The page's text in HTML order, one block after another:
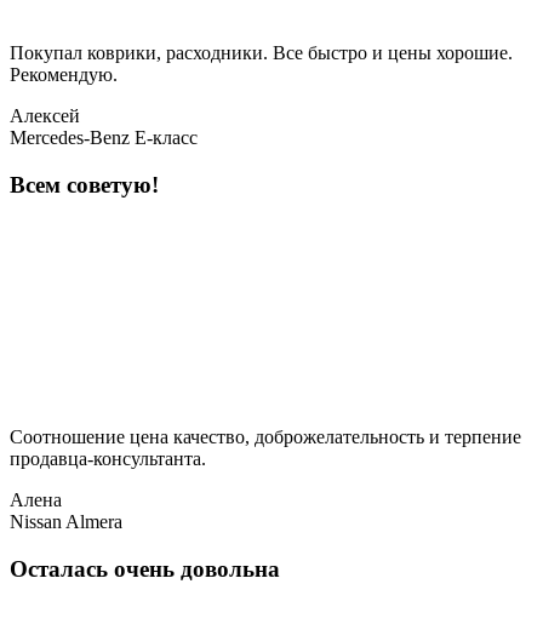
Покупал коврики, расходники. Все быстро и цены хорошие.
Рекомендую.
Алексей
Mercedes-Benz E-класс
Всем советую!
Соотношение цена качество, доброжелательность и терпение
продавца-консультанта.
Алена
Nissan Almera
Осталась очень довольна